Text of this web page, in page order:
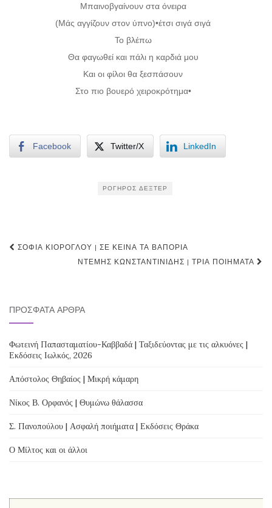
Μπαινοβγαίνουν στα όνειρα
(Μάς αγγίζουν στον ύπνο)•έτσι σιγά σιγά
Το βλέπω
Θα φαγωθεί και πάλι η καρδιά μου
Και οι φίλοι θα ξεσπάσουν
Στο πιο βουερό χειροκρότημα•
Facebook Twitter/X LinkedIn
ΡΟΓΉΡΟΣ ΔΈΞΤΕΡ
Post
navigation
ΣΟΦΊΑ ΚΙΌΡΟΓΛΟΥ | ΣΕ ΚΕΊΝΑ ΤΑ ΒΑΠΌΡΙΑ
ΝΤΈΜΗΣ ΚΩΝΣΤΑΝΤΙΝΊΔΗΣ | ΤΡΊΑ ΠΟΙΉΜΑΤΑ
ΠΡΌΣΦΑΤΑ ΆΡΘΡΑ
Φωτεινή Παπασταματίου-Καββαδά | Ταξιδεύοντας με τις αλκυόνες |
Εκδόσεις Ιωλκός, 2026
Απόστολος Θηβαίος | Μικρή κάμαρη
Νίκος Β. Ορφανός | Θυμώνω θάλασσα
Σ. Πανοπούλου | Ασφαλή ποιήματα | Εκδόσεις Θράκα
Ο Μίλτος και οι άλλοι